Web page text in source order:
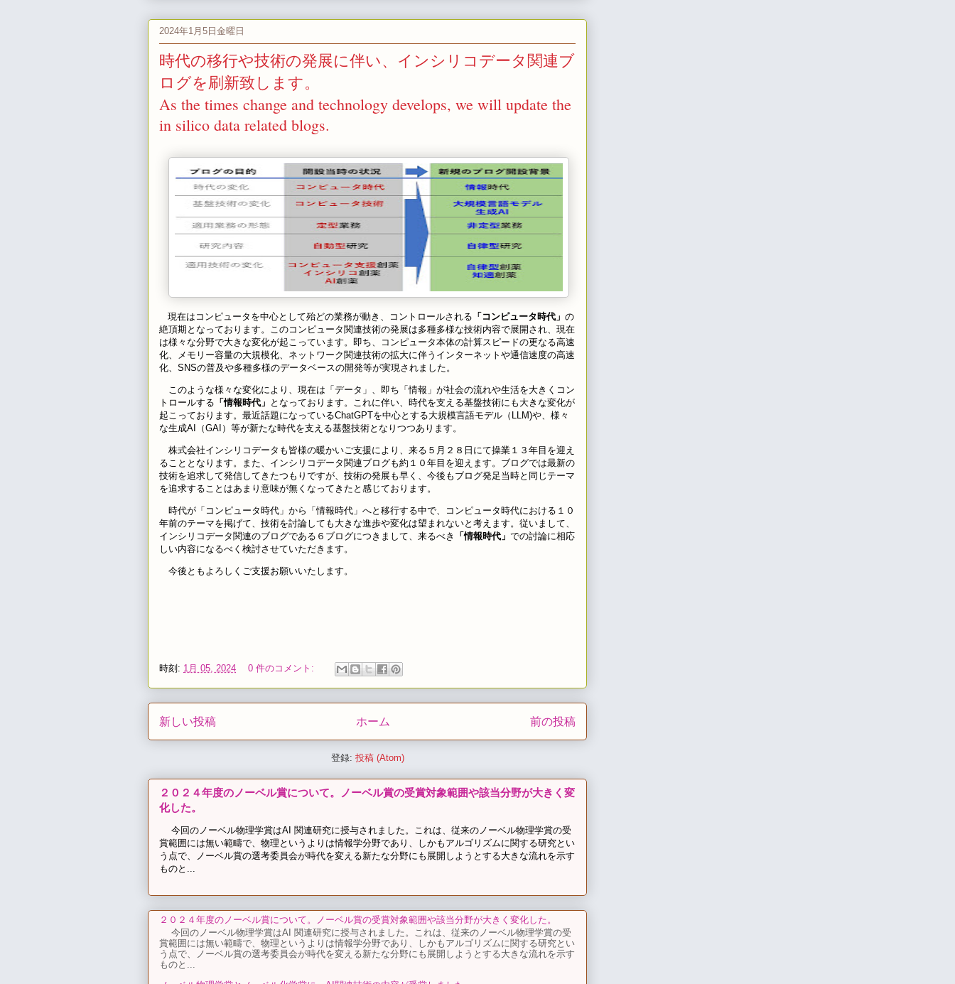
2024年1月5日金曜日
時代の移行や技術の発展に伴い、インシリコデータ関連ブ
ログを刷新致します。
As the times change and technology develops, we will update the
in silico data related blogs.
現在はコンピュータを中心として殆どの業務が動き、コントロールされる 「コンピュータ時代」 の
絶頂期となっております。このコンピュータ関連技術の発展は多種多様な技術内容で展開され、現在
は様々な分野で大きな変化が起こっています。即ち、コンピュータ本体の計算スピードの更なる高速
化、メモリー容量の大規模化、ネットワーク関連技術の拡大に伴うインターネットや通信速度の高速
化、SNSの普及や多種多様のデータベースの開発等が実現されました。
このような様々な変化により、現在は「データ」、即ち「情報」が社会の流れや生活を大きくコン
トロールする 「情報時代」 となっております。これに伴い、時代を支える基盤技術にも大きな変化が
起こっております。最近話題になっているChatGPTを中心とする大規模言語モデル（LLM)や、様々
な生成AI（GAI）等が新たな時代を支える基盤技術となりつつあります。
株式会社インシリコデータも皆様の暖かいご支援により、来る５月２８日にて操業１３年目を迎え
ることとなります。また、インシリコデータ関連ブログも約１０年目を迎えます。ブログでは最新の
技術を追求して発信してきたつもりですが、技術の発展も早く、今後もブログ発足当時と同じテーマ
を追求することはあまり意味が無くなってきたと感じております。
時代が「コンピュータ時代」から「情報時代」へと移行する中で、コンピュータ時代における１０
年前のテーマを掲げて、技術を討論しても大きな進歩や変化は望まれないと考えます。従いまして、
インシリコデータ関連のブログである６ブログにつきまして、来るべき
「情報時代」 での討論に相応
しい内容になるべく検討させていただきます。
今後ともよろしくご支援お願いいたします。
時刻: 1月 05, 2024 0 件のコメント:
新しい投稿 前の投稿
ホーム
登録: 投稿 (Atom)
２０２４年度のノーベル賞について。ノーベル賞の受賞対象範囲や該当分野が大きく変
化した。
今回のノーベル物理学賞はAI 関連研究に授与されました。これは、従来のノーベル物理学賞の受
賞範囲には無い範疇で、物理というよりは情報学分野であり、しかもアルゴリズムに関する研究とい
う点で、ノーベル賞の選考委員会が時代を変える新たな分野にも展開しようとする大きな流れを示す
ものと...
２０２４年度のノーベル賞について。ノーベル賞の受賞対象範囲や該当分野が大きく変化した。
今回のノーベル物理学賞はAI 関連研究に授与されました。これは、従来のノーベル物理学賞の受
賞範囲には無い範疇で、物理というよりは情報学分野であり、しかもアルゴリズムに関する研究とい
う点で、ノーベル賞の選考委員会が時代を変える新たな分野にも展開しようとする大きな流れを示す
ものと...